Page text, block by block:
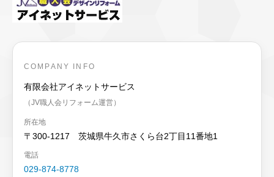
COMPANY INFO
有限会社アイネットサービス
（JV職人会リフォーム運営）
所在地
〒300-1217 茨城県牛久市さくら台2丁目11番地1
電話
029-874-8778